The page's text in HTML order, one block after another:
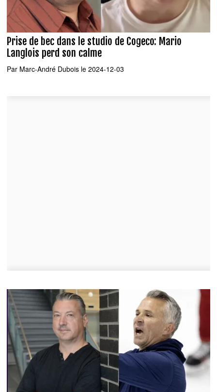
Prise de bec dans le studio de Cogeco: Mario
Langlois perd son calme
Par Marc-André Dubois le 2024-12-03